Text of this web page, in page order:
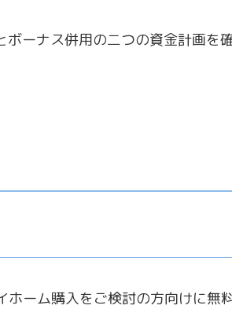
ーナス併用の二つの資金計画を
ホーム購入をご検討の方向けに無